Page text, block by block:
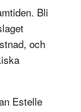
Bli
och
Estelle